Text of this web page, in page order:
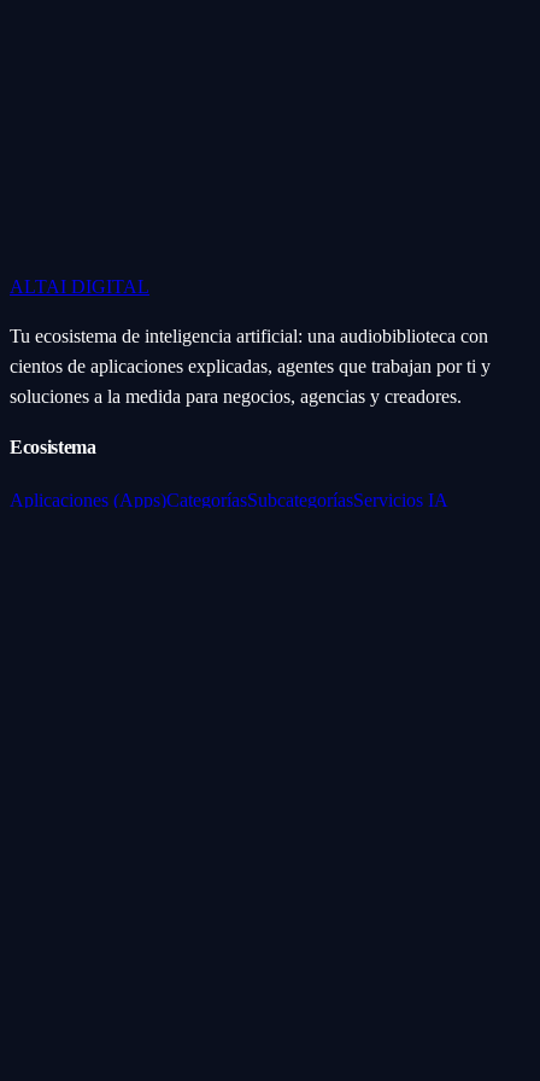
ALTAI DIGITAL
Tu ecosistema de inteligencia artificial: una audiobiblioteca con
cientos de aplicaciones explicadas, agentes que trabajan por ti y
soluciones a la medida para negocios, agencias y creadores.
Ecosistema
Aplicaciones (Apps)CategoríasSubcategoríasServicios IA